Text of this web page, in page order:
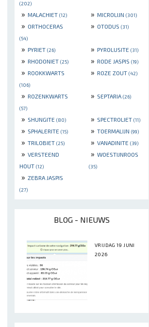
(202)
» MALACHIET (12) » MICROLIJN (301)
» ORTHOCERAS
(54)
» OTODUS (31)
» PYRIET (26) » PYROLUSITE (31)
» RHODONIET (25) » RODE JASPIS (19)
» ROOKKWARTS
(106)
» ROZE ZOUT (42)
» ROZENKWARTS
(57)
» SEPTARIA (26)
» SHUNGITE (80) » SPECTROLIET (11)
» SPHALERITE (15) » TOERMALIJN (99)
» TRILOBIET (25) » VANADINITE (39)
» VERSTEEND
HOUT (12)
» WOESTIJNROOS
(35)
» ZEBRA JASPIS
(27)
BLOG - NIEUWS
VRIJDAG 19 JUNI
2026